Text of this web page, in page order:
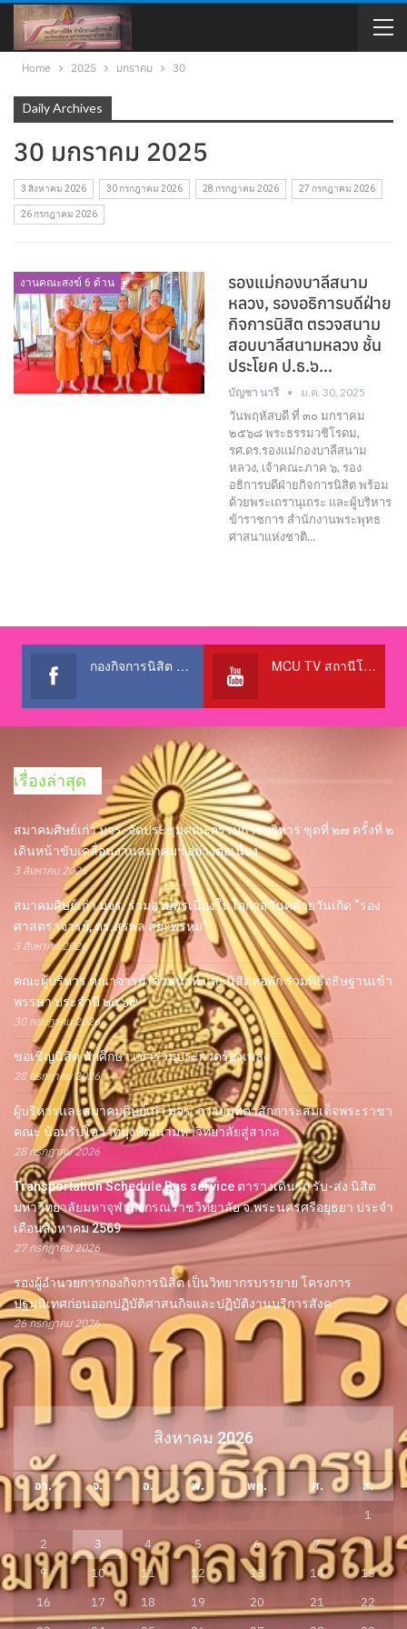
Home 2025 มกราคม 30
Daily Archives
30 มกราคม 2025
3 สิงหาคม 2026 30 กรกฎาคม 2026 28 กรกฎาคม 2026 27 กรกฎาคม 2026
26 กรกฎาคม 2026
งานคณะสงฆ์ 6 ด้าน
รองแม่กองบาลีสนาม
หลวง, รองอธิการบดีฝ่าย
กิจการนิสิต ตรวจสนาม
สอบบาลีสนามหลวง ชั้น
ประโยค ป.ธ.๖…
บัญชา นารี ม.ค. 30, 2025
วันพฤหัสบดี ที่ ๓๐ มกราคม
๒๕๖๘ พระธรรมวชิโรดม,
รศ.ดร.รองแม่กองบาลีสนาม
หลวง, เจ้าคณะภาค ๖, รอง
อธิการบดีฝ่ายกิจการนิสิต พร้อม
ด้วยพระเถรานุเถระ และผู้บริหาร
ข้าราชการ สำนักงานพระพุทธ
ศาสนาแห่งชาติ…
กองกิจการนิสิต สำนักงานอธิการบดี MCU TV สถานีโทรทัศน์เพื่อการศึกษา @OfficialTBCChannel
เรื่องล่าสุด
สมาคมศิษย์เก่า มจร. จัดประชุมคณะกรรมการบริหาร ชุดที่ ๒๗ ครั้งที่ ๒
เดินหน้าขับเคลื่อนงานสมาคมฯ อย่างต่อเนื่อง
3 สิงหาคม 2026
สมาคมศิษย์เก่า มจร. ร่วมอวยพรเนื่องในโอกาสวันคล้ายวันเกิด “รอง
ศาสตราจารย์, ดร.สุรพล สุยะพรหม”
3 สิงหาคม 2026
คณะผู้บริหาร คณาจารย์ เจ้าหน้าที่ และนิสิตหอพัก ร่วมพิธีอธิษฐานเข้า
พรรษา ประจำปี ๒๕๖๙
30 กรกฎาคม 2026
ขอเชิญนิสิต นักศึกษา เข้าร่วมประกวดร้องเพลง
28 กรกฎาคม 2026
ผู้บริหารและสมาคมศิษย์เก่า มจร. ถวายมุทิตาสักการะสมเด็จพระราชา
คณะ น้อมรับโอวาทมุ่งพัฒนามหาวิทยาลัยสู่สากล
28 กรกฎาคม 2026
Transportation Schedule Bus service ตารางเดินรถ รับ-ส่ง นิสิต
มหาวิทยาลัยมหาจุฬาลงกรณราชวิทยาลัย จ.พระนครศรีอยุธยา ประจำ
เดือนสิงหาคม 2569
27 กรกฎาคม 2026
รองผู้อำนวยการกองกิจการนิสิต เป็นวิทยากรบรรยาย โครงการ
ปฐมนิเทศก่อนออกปฏิบัติศาสนกิจและปฏิบัติงานบริการสังค
26 กรกฎาคม 2026
สิงหาคม 2026
อา. จ. อ. พ. พฤ. ศ.
ส.
1
2
3 4 5 6 7
8
9
10 11 12 13 14
15
16
17 18 19 20 21
22